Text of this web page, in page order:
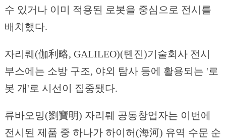
수 있거나 이미 적용된 로봇을 중심으로 전시를
배치했다.
자리뤠(伽利略, GALILEO)(톈진)기술회사 전시
부스에는 소방 구조, 야외 탐사 등에 활용되는 '로
봇 개'로 시선이 집중됐다.
류바오밍(劉寶明) 자리뤠 공동창업자는 이번에
전시된 제품 중 하나가 하이허(海河) 유역 수문 순